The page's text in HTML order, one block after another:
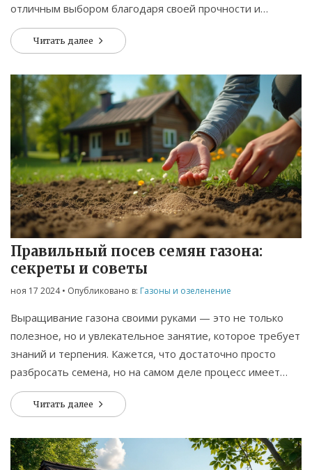
отличным выбором благодаря своей прочности и
разнообразию фактур и цветов. В статье рассказывается
о различных типах щебня и о том, как его использовать
дорожек в саду. Узнайте о лучших способах укладки и
ухода за щебеночными дорожками. Советы помогут
сделать ваш сад более уютным и стильным.
Читать далее
Правильный посев семян газона:
секреты и советы
ноя 17 2024• Опубликовано в: Газоны и озеленение
Выращивание газона своими руками — это не только
полезное, но и увлекательное занятие, которое требует
знаний и терпения. Кажется, что достаточно просто
разбросать семена, но на самом деле процесс имеет
множество нюансов. В статье рассматриваются методы
правильного посева семян, ухода за новыми всходами и
рассматриваются ошибки, которых стоит избегать,
чтобы получить красивый и здоровый газон.
Читать далее